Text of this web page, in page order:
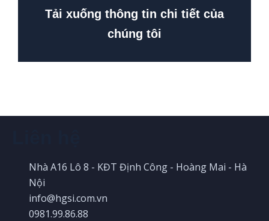
Tải xuống thông tin chi tiết của
chúng tôi
Nhà A16 Lô 8 - KĐT Định Công - Hoàng Mai - Hà
Nội
info@hgsi.com.vn
0981.99.86.88